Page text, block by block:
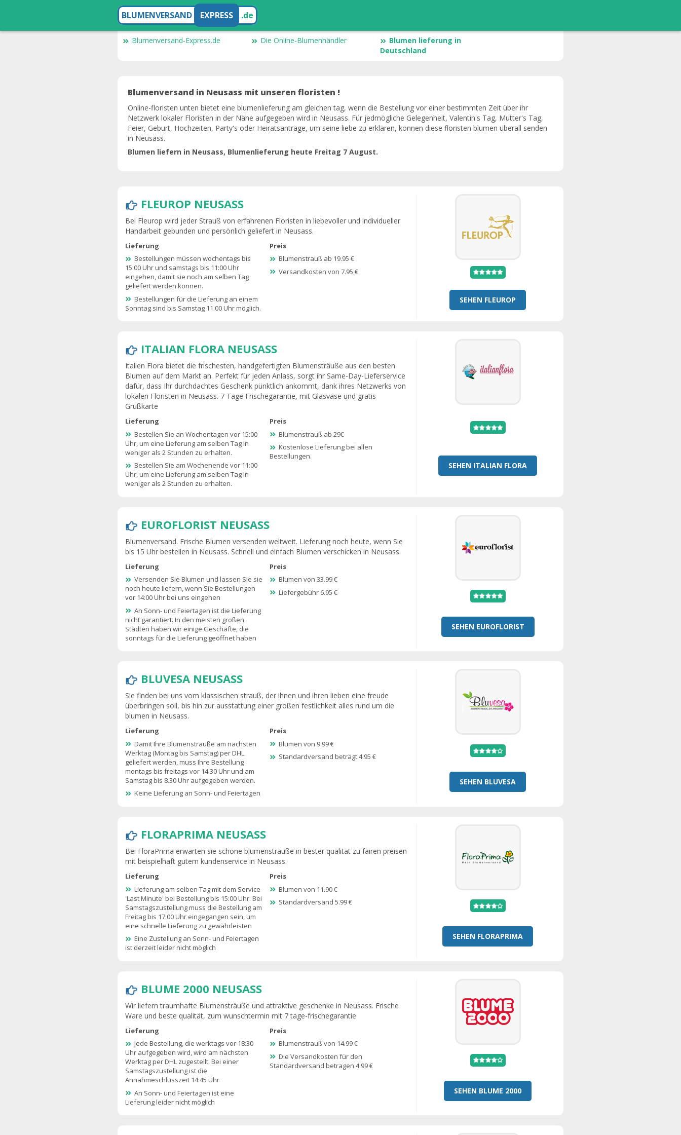
BLUMENVERSAND EXPRESS .de
Blumenversand-Express.de Die Online-Blumenhändler
Blumen lieferung in
Deutschland
Blumenversand in Neusass mit unseren floristen !
Online-floristen unten bietet eine blumenlieferung am gleichen tag, wenn die Bestellung vor einer bestimmten Zeit über ihr
Netzwerk lokaler Floristen in der Nähe aufgegeben wird in Neusass. Für jedmögliche Gelegenheit, Valentin's Tag, Mutter's Tag,
Feier, Geburt, Hochzeiten, Party's oder Heiratsanträge, um seine liebe zu erklären, können diese floristen blumen überall senden
in Neusass.
Blumen liefern in Neusass, Blumenlieferung heute Freitag 7 August.
FLEUROP NEUSASS
Bei Fleurop wird jeder Strauß von erfahrenen Floristen in liebevoller und individueller
Handarbeit gebunden und persönlich geliefert in Neusass.
Lieferung
Bestellungen müssen wochentags bis
15:00 Uhr und samstags bis 11:00 Uhr
eingehen, damit sie noch am selben Tag
geliefert werden können.
Bestellungen für die Lieferung an einem
Sonntag sind bis Samstag 11.00 Uhr möglich.
Preis
Blumenstrauß ab 19.95 €
Versandkosten von 7.95 €
SEHEN FLEUROP
ITALIAN FLORA NEUSASS
Italien Flora bietet die frischesten, handgefertigten Blumensträuße aus den besten
Blumen auf dem Markt an. Perfekt für jeden Anlass, sorgt ihr Same-Day-Lieferservice
dafür, dass Ihr durchdachtes Geschenk pünktlich ankommt, dank ihres Netzwerks von
lokalen Floristen in Neusass. 7 Tage Frischegarantie, mit Glasvase und gratis
Grußkarte
Lieferung
Bestellen Sie an Wochentagen vor 15:00
Uhr, um eine Lieferung am selben Tag in
weniger als 2 Stunden zu erhalten.
Bestellen Sie am Wochenende vor 11:00
Uhr, um eine Lieferung am selben Tag in
weniger als 2 Stunden zu erhalten.
Preis
Blumenstrauß ab 29€
Kostenlose Lieferung bei allen
Bestellungen.
SEHEN ITALIAN FLORA
EUROFLORIST NEUSASS
Blumenversand. Frische Blumen versenden weltweit. Lieferung noch heute, wenn Sie
bis 15 Uhr bestellen in Neusass. Schnell und einfach Blumen verschicken in Neusass.
Lieferung
Versenden Sie Blumen und lassen Sie sie
noch heute liefern, wenn Sie Bestellungen
vor 14:00 Uhr bei uns eingehen
An Sonn- und Feiertagen ist die Lieferung
nicht garantiert. In den meisten großen
Städten haben wir einige Geschäfte, die
sonntags für die Lieferung geöffnet haben
Preis
Blumen von 33.99 €
Liefergebühr 6.95 €
SEHEN EUROFLORIST
BLUVESA NEUSASS
Sie finden bei uns vom klassischen strauß, der ihnen und ihren lieben eine freude
überbringen soll, bis hin zur ausstattung einer großen festlichkeit alles rund um die
blumen in Neusass.
Lieferung
Damit Ihre Blumensträuße am nächsten
Werktag (Montag bis Samstag) per DHL
geliefert werden, muss Ihre Bestellung
montags bis freitags vor 14.30 Uhr und am
Samstag bis 8.30 Uhr aufgegeben werden.
Keine Lieferung an Sonn- und Feiertagen
Preis
Blumen von 9.99 €
Standardversand beträgt 4.95 €
SEHEN BLUVESA
FLORAPRIMA NEUSASS
Bei FloraPrima erwarten sie schöne blumensträuße in bester qualität zu fairen preisen
mit beispielhaft gutem kundenservice in Neusass.
Lieferung
Lieferung am selben Tag mit dem Service
'Last Minute' bei Bestellung bis 15:00 Uhr. Bei
Samstagszustellung muss die Bestellung am
Freitag bis 17:00 Uhr eingegangen sein, um
eine schnelle Lieferung zu gewährleisten
Eine Zustellung an Sonn- und Feiertagen
ist derzeit leider nicht möglich
Preis
Blumen von 11.90 €
Standardversand 5.99 €
SEHEN FLORAPRIMA
BLUME 2000 NEUSASS
Wir liefern traumhafte Blumensträuße und attraktive geschenke in Neusass. Frische
Ware und beste qualität, zum wunschtermin mit 7 tage-frischegarantie
Lieferung
Jede Bestellung, die werktags vor 18:30
Uhr aufgegeben wird, wird am nächsten
Werktag per DHL zugestellt. Bei einer
Samstagszustellung ist die
Annahmeschlusszeit 14:45 Uhr
An Sonn- und Feiertagen ist eine
Lieferung leider nicht möglich
Preis
Blumenstrauß von 14.99 €
Die Versandkosten für den
Standardversand betragen 4.99 €
SEHEN BLUME 2000